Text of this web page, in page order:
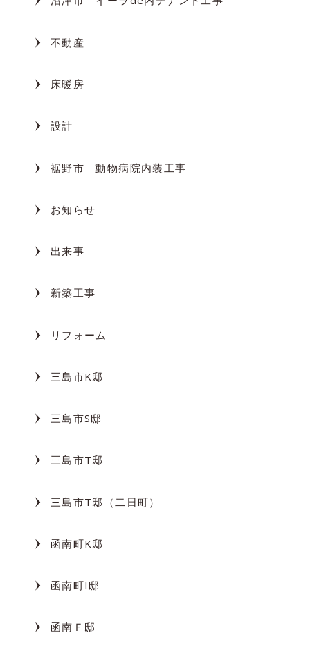
不動産
床暖房
設計
裾野市 動物病院内装工事
お知らせ
出来事
新築工事
リフォーム
三島市K邸
三島市S邸
三島市T邸
三島市T邸（二日町）
函南町K邸
函南町I邸
函南Ｆ邸